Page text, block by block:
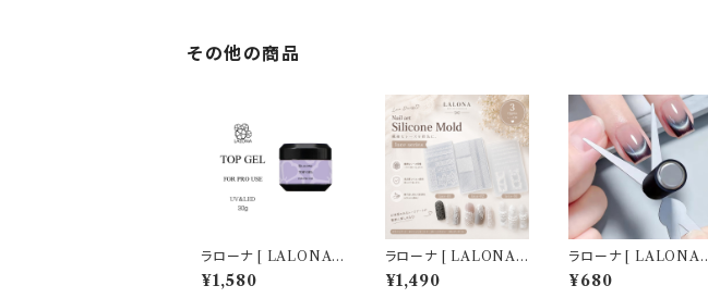
その他の商品
ラローナ [ LALONA ]
トップジェル ( 15g×2個
セットで30g ) ( コンテ
¥1,580
ラローナ [ LALONA ］
ネイルシリコンモールド
( レース柄 / 3タイプか
¥1,490
ラローナ [ LALONA ]
X型マグネットツール (
マグネット無し ) ジェル
¥680